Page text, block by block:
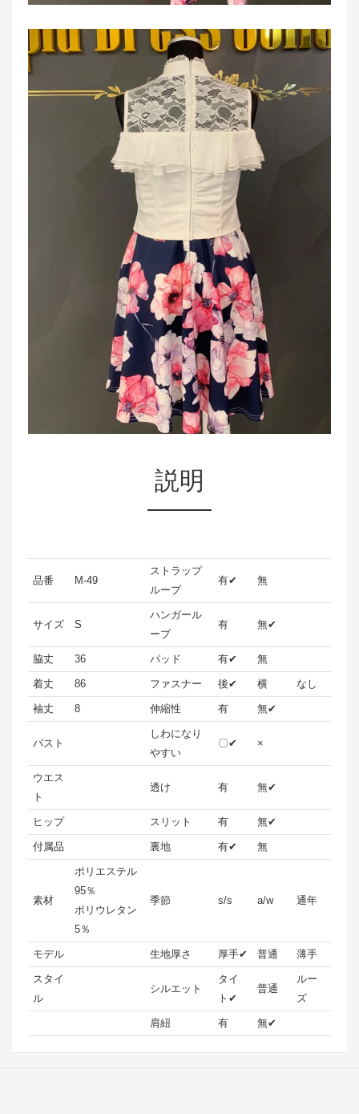
説明
品番 M-49
ストラップ
ループ
有✔ 無
サイズ S
ハンガール
ープ
有 無✔
脇丈 36 パッド 有✔ 無
着丈 86 ファスナー 後✔ 横 なし
袖丈 8 伸縮性 有 無✔
バスト
しわになり
やすい
〇✔ ×
ウエス
ト
透け 有 無✔
ヒップ スリット 有 無✔
付属品 裏地 有✔ 無
素材
ポリエステル
95％
ポリウレタン
5％
季節 s/s a/w 通年
モデル 生地厚さ 厚手✔ 普通 薄手
スタイ
ル
シルエット
タイ
ト✔
普通
ルー
ズ
肩紐 有 無✔